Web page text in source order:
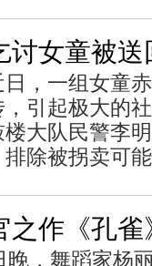
讨女童被送
，一组女童
引起极大的
大队民警李
除被拐卖可能
之作《孔雀
晚，舞蹈家